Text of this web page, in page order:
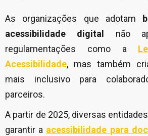
As organizações que adotam
acessibilidade digital
não
regulamentações como a
Acessibilidade, mas também
mais inclusivo para
parceiros.
A partir de 2025, diversas
garantir a acessibilidade para